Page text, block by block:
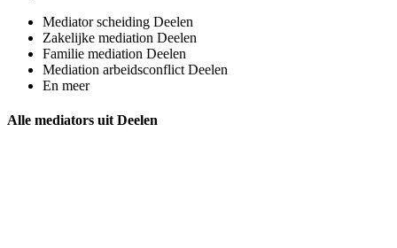
Mediator scheiding Deelen
Zakelijke mediation Deelen
Familie mediation Deelen
Mediation arbeidsconflict Deelen
En meer
Alle mediators uit Deelen